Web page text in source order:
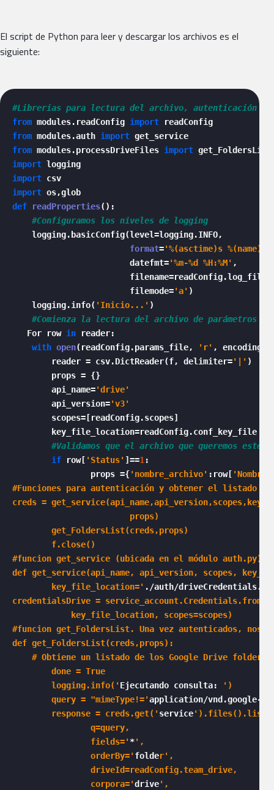
El script de Python para leer y descargar los archivos es el
siguiente:
#Librerias para lectura del archivo, autenticación
from modules.readConfig import
from modules.auth import
from modules.processDriveFiles import
import
import
import
def
readProperties():
#Configuramos los niveles de logging
    logging.basicConfig(level=logging.INFO,
format='%(asctime)s %(name)-
                        datefmt=
'%m-%d %H:%M' ,
                        filemode=
'a' )
    logging.info(
'Inicio...' )
#Comienza la lectura del archivo de parámetros
   For row
in reader:
with open(readConfig.params_file, 'r' , encoding=
        reader = csv.DictReader(f, delimiter=
'|' )
        props = {}
        api_name=
'drive'
        api_version=
'v3'
        scopes=[readConfig.scopes]
        key_file_location=readConfig.conf_key_file
#Validamos que el archivo que queremos
if row[ 'Status' ]==1:
                props ={
'nombre_archivo' :row[
#Funciones para autenticación y obtener el listado
creds =
                        props)
        get_FoldersList(creds,props)
        f.close()
#funcion get_service (ubicada en el módulo auth.py)
def get_service(api_name, api_version, scopes,
        key_file_location='
./auth/
credentialsDrive =
            key_file_location, scopes=scopes)
#funcion get_FoldersList. Una vez autenticados,
def get_FoldersList(creds,props):
    # Obtiene un listado de los Google Drive folders
        done = True
        logging.info('
Ejecutando consulta:
')
        query = "mimeType!='
application/vnd.google-
        response = creds.get('
service').files().list(
                q=query,
                fields='
*',
                orderBy='
folder',
                corpora='
drive',